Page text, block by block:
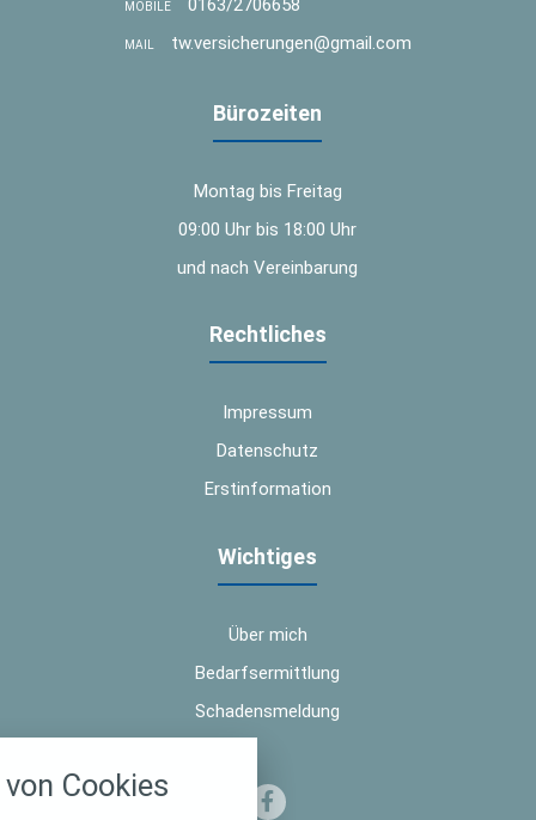
MOBILE
MAIL tw.versicherungen@gmail.com
Bürozeiten
Montag bis Freitag
09:00 Uhr bis 18:00 Uhr
und nach Vereinbarung
Rechtliches
Impressum
Datenschutz
Erstinformation
Wichtiges
Über mich
Bedarfsermittlung
Schadensmeldung
Cookies
alle verwendeten Cookies und